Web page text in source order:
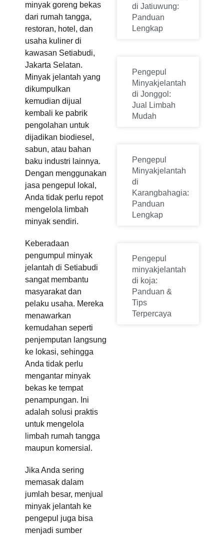
minyak goreng bekas
dari rumah tangga,
restoran, hotel, dan
usaha kuliner di
kawasan Setiabudi,
Jakarta Selatan.
Minyak jelantah yang
dikumpulkan
kemudian dijual
kembali ke pabrik
pengolahan untuk
dijadikan biodiesel,
sabun, atau bahan
baku industri lainnya.
Dengan menggunakan
jasa pengepul lokal,
Anda tidak perlu repot
mengelola limbah
minyak sendiri.
Keberadaan
pengumpul minyak
jelantah di Setiabudi
sangat membantu
masyarakat dan
pelaku usaha. Mereka
menawarkan
kemudahan seperti
penjemputan langsung
ke lokasi, sehingga
Anda tidak perlu
mengantar minyak
bekas ke tempat
penampungan. Ini
adalah solusi praktis
untuk mengelola
limbah rumah tangga
maupun komersial.
Jika Anda sering
memasak dalam
jumlah besar, menjual
minyak jelantah ke
pengepul juga bisa
menjadi sumber
di Jatiuwung:
Panduan
Lengkap
Pengepul
Minyakjelantah
di Jonggol:
Jual Limbah
Mudah
Pengepul
Minyakjelantah
di
Karangbahagia:
Panduan
Lengkap
Pengepul
minyakjelantah
di koja:
Panduan &
Tips
Terpercaya